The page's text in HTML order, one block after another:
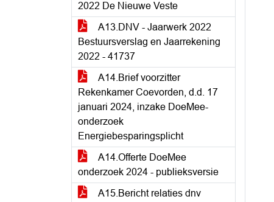
2022 De Nieuwe Veste
A13.DNV - Jaarwerk 2022
Bestuursverslag en Jaarrekening
2022 - 41737
A14.Brief voorzitter
Rekenkamer Coevorden, d.d. 17
januari 2024, inzake DoeMee-
onderzoek
Energiebesparingsplicht
A14.Offerte DoeMee
onderzoek 2024 - publieksversie
A15.Bericht relaties dnv